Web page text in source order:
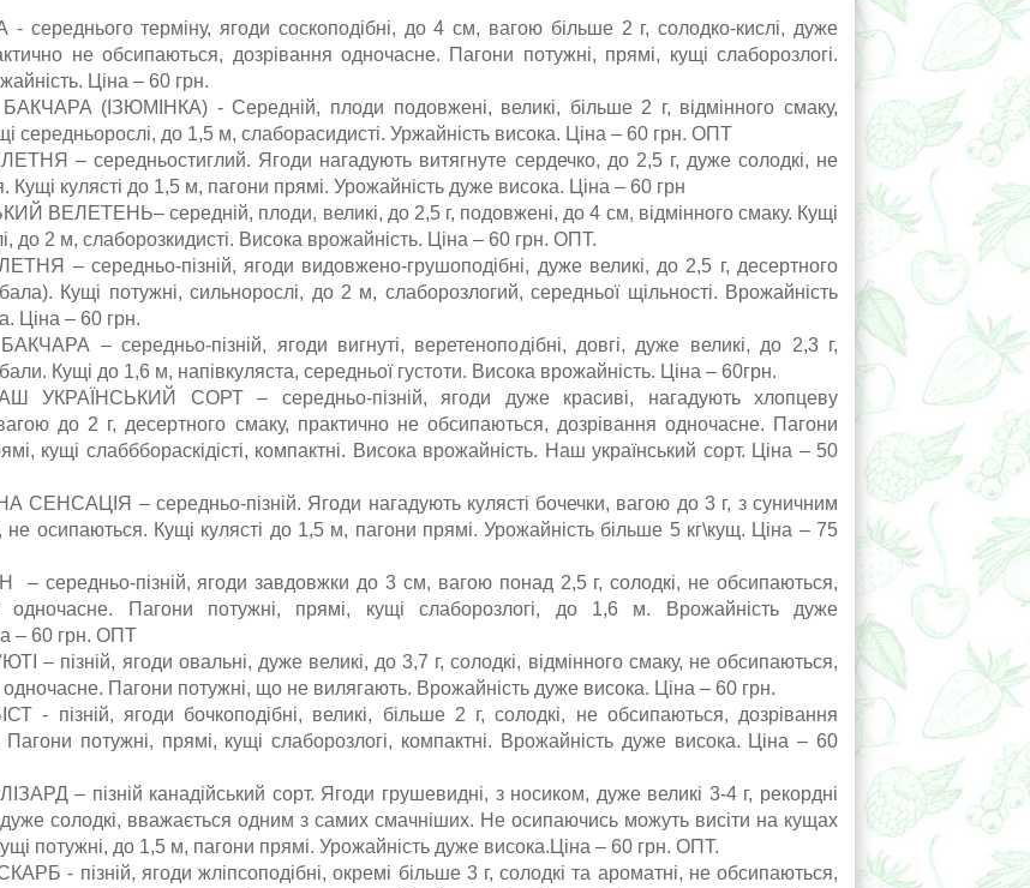
- середнього терміну, ягоди соскоподібні, до 4 см, вагою більше 2 г, солодко-кислі, дуже
не обсипаються, дозрівання одночасне. Пагони потужні, прямі, кущі слаборозлогі.
Ціна – 60 грн.
(ІЗЮМІНКА) - Середній, плоди подовжені, великі, більше 2 г, відмінного смаку,
середньорослі, до 1,5 м, слаборасидисті. Уржайність висока. Ціна – 60 грн. ОПТ
– середньостиглий. Ягоди нагадують витягнуте сердечко, до 2,5 г, дуже солодкі, не
Кущі кулясті до 1,5 м, пагони прямі. Урожайність дуже висока. Ціна – 60 грн
ВЕЛЕТЕНЬ– середній, плоди, великі, до 2,5 г, подовжені, до 4 см, відмінного смаку. Кущі
до 2 м, слаборозкидисті. Висока врожайність. Ціна – 60 грн. ОПТ.
– середньо-пізній, ягоди видовжено-грушоподібні, дуже великі, до 2,5 г, десертного
Кущі потужні, сильнорослі, до 2 м, слаборозлогий, середньої щільності. Врожайність
Ціна – 60 грн.
– середньо-пізній, ягоди вигнуті, веретеноподібні, довгі, дуже великі, до 2,3 г,
Кущі до 1,6 м, напівкуляста, середньої густоти. Висока врожайність. Ціна – 60грн.
УКРАЇНСЬКИЙ СОРТ – середньо-пізній, ягоди дуже красиві, нагадують хлопцеву
до 2 г, десертного смаку, практично не обсипаються, дозрівання одночасне. Пагони
кущі слабббораскідісті, компактні. Висока врожайність. Наш український сорт. Ціна – 50
– середньо-пізній. Ягоди нагадують кулясті бочечки, вагою до 3 г, з суничним
осипаються. Кущі кулясті до 1,5 м, пагони прямі. Урожайність більше 5 кг\кущ. Ціна – 75
середньо-пізній, ягоди завдовжки до 3 см, вагою понад 2,5 г, солодкі, не обсипаються,
одночасне. Пагони потужні, прямі, кущі слаборозлогі, до 1,6 м. Врожайність дуже
– 60 грн. ОПТ
– пізній, ягоди овальні, дуже великі, до 3,7 г, солодкі, відмінного смаку, не обсипаються,
одночасне. Пагони потужні, що не вилягають. Врожайність дуже висока. Ціна – 60 грн.
- пізній, ягоди бочкоподібні, великі, більше 2 г, солодкі, не обсипаються, дозрівання
потужні, прямі, кущі слаборозлогі, компактні. Врожайність дуже висока. Ціна – 60
– пізній канадійський сорт. Ягоди грушевидні, з носиком, дуже великі 3-4 г, рекордні
дуже солодкі, вважається одним з самих смачніших. Не осипаючись можуть висіти на кущах
потужні, до 1,5 м, пагони прямі. Урожайність дуже висока.Ціна – 60 грн. ОПТ.
- пізній, ягоди жліпсоподібні, окремі більше 3 г, солодкі та ароматні, не обсипаються,